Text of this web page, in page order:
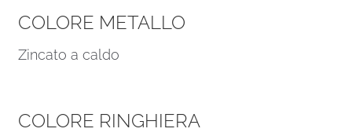
COLORE METALLO
Zincato a caldo
COLORE RINGHIERA